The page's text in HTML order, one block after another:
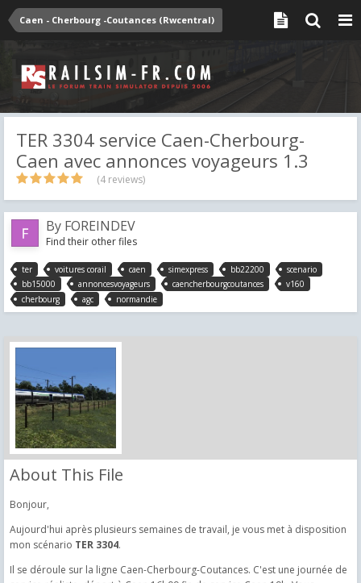
Caen - Cherbourg -Coutances (Rwcentral)
TER 3304 service Caen-Cherbourg-
Caen avec annonces voyageurs 1.3
(4 reviews)
By FOREINDEV
Find their other files
ter voitures corail caen simexpress bb22200
scenario
bb15000
annoncesvoyageurs caencherbourgcoutances
v160
cherbourg
agc normandie
About This File
Bonjour,
Aujourd'hui après plusieurs semaines de travail, je vous met à disposition
mon scénario TER 3304.
Il se déroule sur la ligne Caen-Cherbourg-Coutances. C'est une journée de